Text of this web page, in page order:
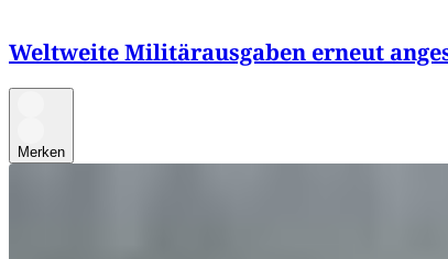
Weltweite Militärausgaben erneut
Merken